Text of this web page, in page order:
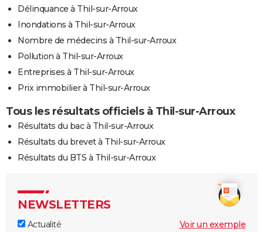
Délinquance à Thil-sur-Arroux
Inondations à Thil-sur-Arroux
Nombre de médecins à Thil-sur-Arroux
Pollution à Thil-sur-Arroux
Entreprises à Thil-sur-Arroux
Prix immobilier à Thil-sur-Arroux
Tous les résultats officiels à Thil-sur-Arroux
Résultats du bac à Thil-sur-Arroux
Résultats du brevet à Thil-sur-Arroux
Résultats du BTS à Thil-sur-Arroux
NEWSLETTERS
Actualité
Voir un exemple